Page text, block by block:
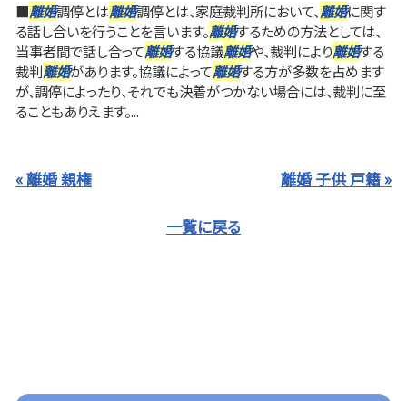
■離婚調停とは離婚調停とは、家庭裁判所において、離婚に関す
る話し合いを行うことを言います。離婚するための方法としては、
当事者間で話し合って離婚する協議離婚や、裁判により離婚する
裁判離婚があります。協議によって離婚する方が多数を占めます
が、調停によったり、それでも決着がつかない場合には、裁判に至
ることもありえます。...
« 離婚 親権 離婚 子供 戸籍 »
一覧に戻る